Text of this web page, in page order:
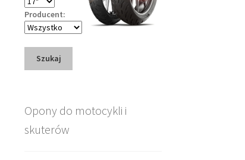
Producent:
Szukaj
Opony do motocykli i
skuterów